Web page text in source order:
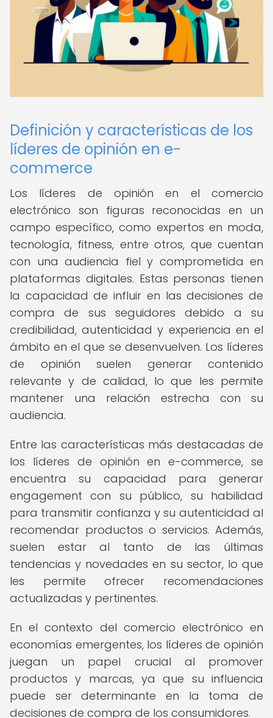
Definición y características de los
líderes de opinión en e-
commerce
Los líderes de opinión en el comercio
electrónico son figuras reconocidas en un
campo específico, como expertos en moda,
tecnología, fitness, entre otros, que cuentan
con una audiencia fiel y comprometida en
plataformas digitales. Estas personas tienen
la capacidad de influir en las decisiones de
compra de sus seguidores debido a su
credibilidad, autenticidad y experiencia en el
ámbito en el que se desenvuelven. Los líderes
de opinión suelen generar contenido
relevante y de calidad, lo que les permite
mantener una relación estrecha con su
audiencia.
Entre las características más destacadas de
los líderes de opinión en e-commerce, se
encuentra su capacidad para generar
engagement con su público, su habilidad
para transmitir confianza y su autenticidad al
recomendar productos o servicios. Además,
suelen estar al tanto de las últimas
tendencias y novedades en su sector, lo que
les permite ofrecer recomendaciones
actualizadas y pertinentes.
En el contexto del comercio electrónico en
economías emergentes, los líderes de opinión
juegan un papel crucial al promover
productos y marcas, ya que su influencia
puede ser determinante en la toma de
decisiones de compra de los consumidores.